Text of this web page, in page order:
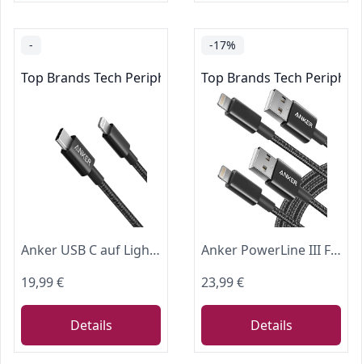
-
Top Brands Tech Peripherals
Anker USB C auf Lightning Ladekabel MFi New Nylon PD [1,8m, Schwarz]
19,99 €
Details
-17%
Top Brands Tech
Anker PowerLine III Flow USB C auf Lightning Kabel Silikagel MFi [1,8m]
23,99 €
Details